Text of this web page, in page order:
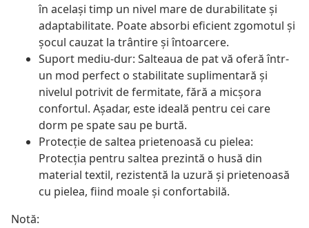
în același timp un nivel mare de durabilitate și
adaptabilitate. Poate absorbi eficient zgomotul și
șocul cauzat la trântire și întoarcere.
Suport mediu-dur: Salteaua de pat vă oferă într-
un mod perfect o stabilitate suplimentară și
nivelul potrivit de fermitate, fără a micșora
confortul. Așadar, este ideală pentru cei care
dorm pe spate sau pe burtă.
Protecție de saltea prietenoasă cu pielea:
Protecția pentru saltea prezintă o husă din
material textil, rezistentă la uzură și prietenoasă
cu pielea, fiind moale și confortabilă.
Notă: